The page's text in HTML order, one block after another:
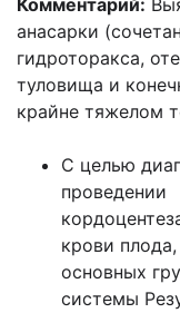
Комментарий:
анасарки
гидроторакса,
туловища и
крайне тяжелом
С целью
проведении
крови
основных
системы